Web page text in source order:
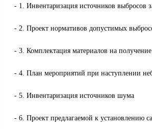
1. Инвентаризация источников выбросов
2. Проект нормативов допустимых
3. Комплектация материалов на
4. План мероприятий при наступлении
5. Инвентаризация источников шума
6. Проект предлагаемой к установлению